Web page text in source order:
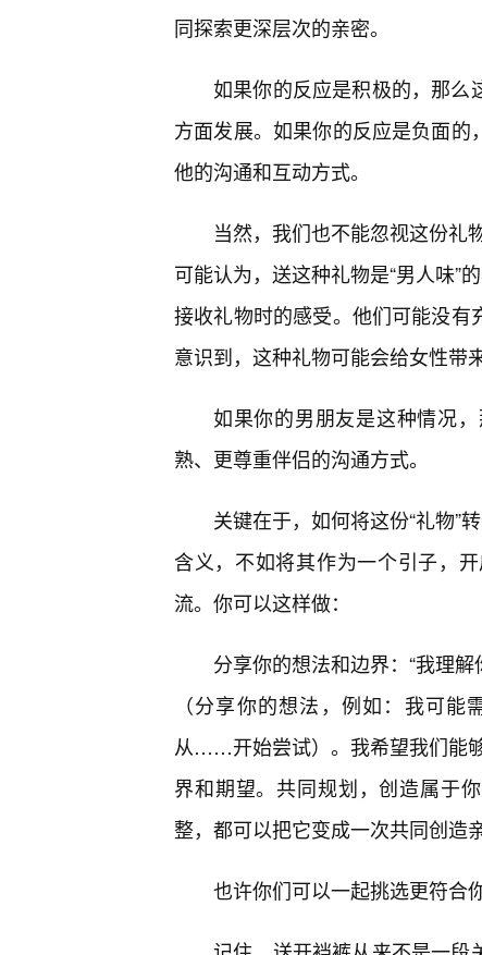
同探索更深层次的亲密。
如果你的反应是积极的，那么
方面发展。如果你的反应是负面
他的沟通和互动方式。
当然，我们也不能忽视这份礼
可能认为，送这种礼物是“男人味”
接收礼物时的感受。他们可能没
意识到，这种礼物可能会给女性带
如果你的男朋友是这种情况
熟、更尊重伴侣的沟通方式。
关键在于，如何将这份“礼物”
含义，不如将其作为一个引子，
流。你可以这样做：
分享你的想法和边界：“我理
（分享你的想法，例如：我可
从……开始尝试）。我希望我们能
界和期望。共同规划，创造属于
整，都可以把它变成一次共同创造
也许你们可以一起挑选更符合